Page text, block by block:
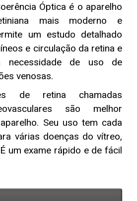
Óptica é o aparelho
mais moderno e
um estudo detalhado
e circulação da retina e
necessidade de uso de
venosas.
de retina chamadas
são melhor
Seu uso tem cada
várias doenças do vítreo,
um exame rápido e de fácil